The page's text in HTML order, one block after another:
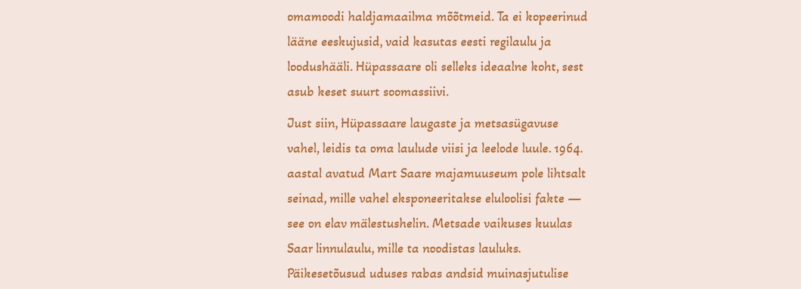
omamoodi haldjamaailma mõõtmeid. Ta ei kopeerinud
lääne eeskujusid, vaid kasutas eesti regilaulu ja
loodushääli. Hüpassaare oli selleks ideaalne koht, sest
asub keset suurt soomassiivi.
Just siin, Hüpassaare laugaste ja metsasügavuse
vahel, leidis ta oma laulude viisi ja leelode luule. 1964.
aastal avatud Mart Saare majamuuseum pole lihtsalt
seinad, mille vahel eksponeeritakse eluloolisi fakte —
see on elav mälestushelin. Metsade vaikuses kuulas
Saar linnulaulu, mille ta noodistas lauluks.
Päikesetõusud uduses rabas andsid muinasjutulise